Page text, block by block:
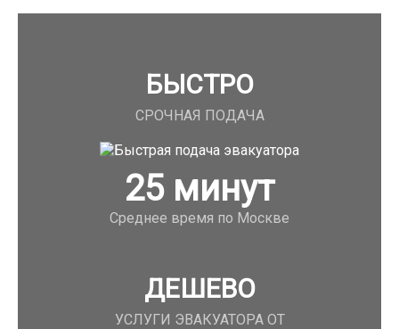
БЫСТРО
СРОЧНАЯ ПОДАЧА
25минут
Среднее время по Москве
ДЕШЕВО
УСЛУГИ ЭВАКУАТОРА ОТ